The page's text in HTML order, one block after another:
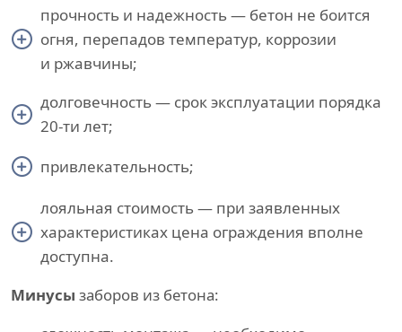
прочность и надежность — бетон не боится
огня, перепадов температур, коррозии
и ржавчины;
долговечность — срок эксплуатации порядка
20-ти лет;
привлекательность;
лояльная стоимость — при заявленных
характеристиках цена ограждения вполне
доступна.
Минусы заборов из бетона: